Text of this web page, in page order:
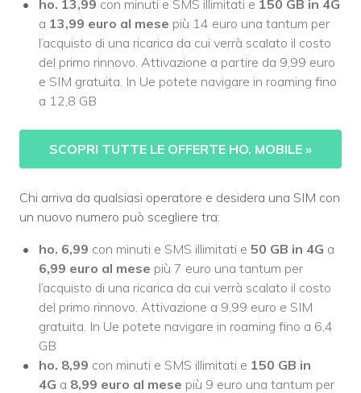
ho. 13,99 con minuti e SMS illimitati e 150 GB in 4G
a 13,99 euro al mese più 14 euro una tantum per
l’acquisto di una ricarica da cui verrà scalato il costo
del primo rinnovo. Attivazione a partire da 9,99 euro
e SIM gratuita. In Ue potete navigare in roaming fino
a 12,8 GB
SCOPRI TUTTE LE OFFERTE HO. MOBILE »
Chi arriva da qualsiasi operatore e desidera una SIM con
un nuovo numero può scegliere tra:
ho. 6,99 con minuti e SMS illimitati e 50 GB in 4G a
6,99 euro al mese più 7 euro una tantum per
l’acquisto di una ricarica da cui verrà scalato il costo
del primo rinnovo. Attivazione a 9,99 euro e SIM
gratuita. In Ue potete navigare in roaming fino a 6,4
GB
ho. 8,99 con minuti e SMS illimitati e 150 GB in
4G a 8,99 euro al mese più 9 euro una tantum per